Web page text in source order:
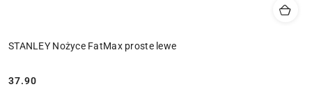
STANLEY Nożyce FatMax proste lewe
Cena:
37.90